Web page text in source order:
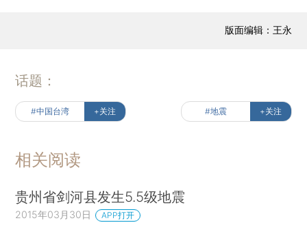
版面编辑：王永
话题：
#中国台湾 +关注 #地震 +关注
相关阅读
贵州省剑河县发生5.5级地震
2015年03月30日 APP打开